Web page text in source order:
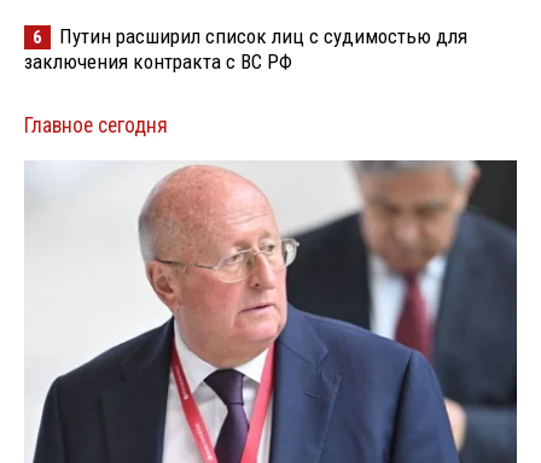
6
Путин расширил список лиц с судимостью для
заключения контракта с ВС РФ
Главное сегодня